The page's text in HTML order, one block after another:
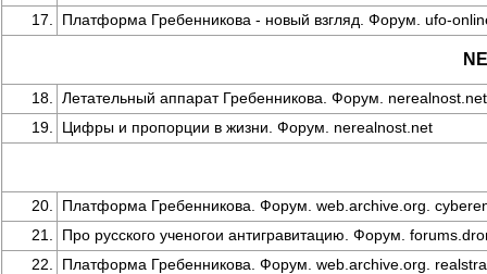
17.
Платформа Гребенникова - новый взгляд. Форум. ufo-
18.
Летательный аппарат Гребенникова. Форум. nerealnost.net
19.
Цифры и пропорции в жизни. Форум. nerealnost.net
20.
Платформа Гребенникова. Форум. web.archive.org.
21.
Про русского ученогои антигравитацию. Форум.
22.
Платформа Гребенникова. Форум. web.archive.org.